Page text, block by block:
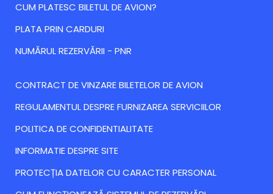
CUM PLATESC BILETUL DE AVION?
PLATA PRIN CARDURI
NUMĂRUL REZERVĂRII - PNR
CONTRACT DE VINZARE BILETELOR DE AVION
REGULAMENTUL DESPRE FURNIZAREA SERVICIILOR
POLITICA DE CONFIDENTIALITATE
INFORMATIE DESPRE SITE
PROTECȚIA DATELOR CU CARACTER PERSONAL